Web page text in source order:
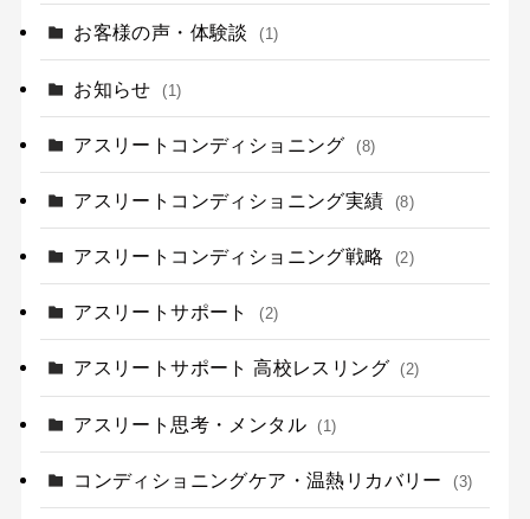
お客様の声・体験談 (1)
お知らせ (1)
アスリートコンディショニング (8)
アスリートコンディショニング実績 (8)
アスリートコンディショニング戦略 (2)
アスリートサポート (2)
アスリートサポート 高校レスリング (2)
アスリート思考・メンタル (1)
コンディショニングケア・温熱リカバリー (3)